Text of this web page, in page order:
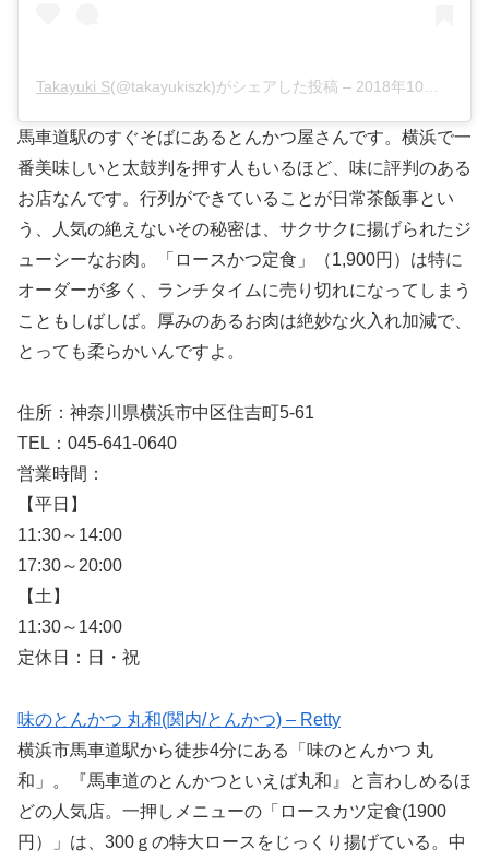
Takayuki S(@takayukiszk)がシェアした投稿 – 2018年10月月9日午前9時36分PDT
馬車道駅のすぐそばにあるとんかつ屋さんです。横浜で一
番美味しいと太鼓判を押す人もいるほど、味に評判のある
お店なんです。行列ができていることが日常茶飯事とい
う、人気の絶えないその秘密は、サクサクに揚げられたジ
ューシーなお肉。「ロースかつ定食」（1,900円）は特に
オーダーが多く、ランチタイムに売り切れになってしまう
こともしばしば。厚みのあるお肉は絶妙な火入れ加減で、
とっても柔らかいんですよ。
住所：神奈川県横浜市中区住吉町5-61
TEL：045-641-0640
営業時間：
【平日】
11:30～14:00
17:30～20:00
【土】
11:30～14:00
定休日：日・祝
味のとんかつ 丸和(関内/とんかつ) – Retty
横浜市馬車道駅から徒歩4分にある「味のとんかつ 丸
和」。『馬車道のとんかつといえば丸和』と言わしめるほ
どの人気店。一押しメニューの「ロースカツ定食(1900
円）」は、300ｇの特大ロースをじっくり揚げている。中